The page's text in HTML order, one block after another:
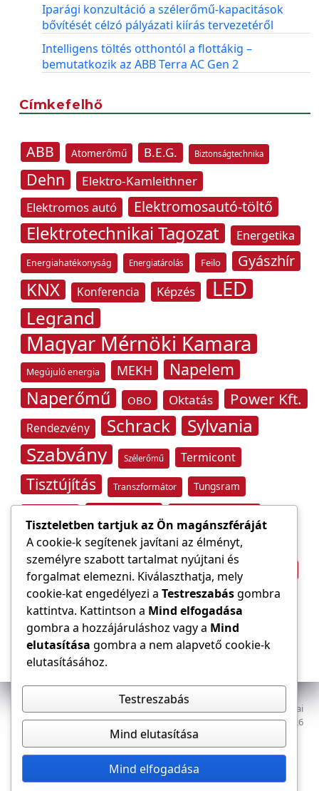
Iparági konzultáció a szélerőmű-kapacitások
bővítését célzó pályázati kiírás tervezetéről
Intelligens töltés otthontól a flottákig –
bemutatkozik az ABB Terra AC Gen 2
Címkefelhő
ABB Atomerőmű B.E.G. Biztonságtechnika
Dehn
Elektro-Kamleithner
Elektromos autó
Elektromosautó-töltő
Elektrotechnikai Tagozat Energetika
Energiahatékonyság Energiatárolás Feilo Gyászhír
KNX Konferencia Képzés LED
Legrand
Magyar Mérnöki Kamara
Megújuló energia MEKH Napelem
Naperőmű OBO Oktatás Power Kft.
Rendezvény Schrack Sylvania
Szabvány Szélerőmű Termicont
Tisztújítás Transzformátor Tungsram
Villámvédelem
Világítástechnika Áramfogyasztás
Áramszolgáltató Építőipar átviteli hálózat
Az E-VILLAMOS szaklap a Magyar Mérnöki Kamara Elektrotechnikai
Tagozatának lapja. Minden jog fenntartva, © 2009–2026
Dokumentumok Tagozat
Tiszteletben tartjuk az Ön magánszféráját
A cookie-k segítenek javítani az élményt,
személyre szabott tartalmat nyújtani és
forgalmat elemezni. Kiválaszthatja, mely
cookie-kat engedélyezi a Testreszabásgombra
kattintva. Kattintson a Mind elfogadása
gombra a hozzájáruláshoz vagy a Mind
elutasítása gombra a nem alapvető cookie-k
elutasításához.
Testreszabás
Mind elutasítása
Mind elfogadása